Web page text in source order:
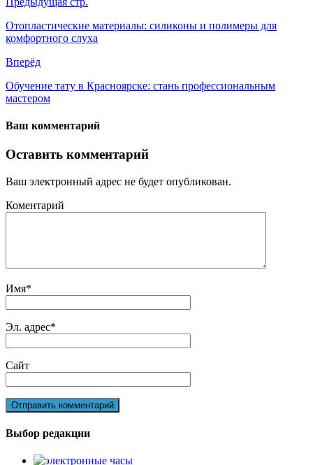
Отопластические материалы: силиконы и полимеры для
комфортного слуха
Вперёд
Обучение тату в Красноярске: стань профессиональным
мастером
Ваш комментарий
Оставить комментарий
Ваш электронный адрес не будет опубликован.
Коментарий
Имя*
Эл. адрес*
Сайт
Выбор редакции